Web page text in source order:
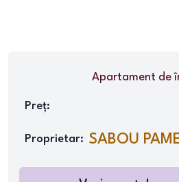
Apartamentde
Preț:
Proprietar: SABOU